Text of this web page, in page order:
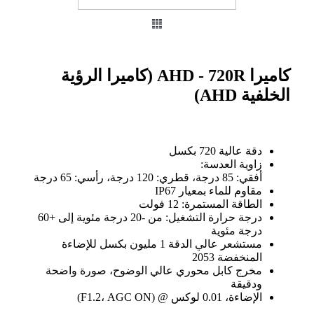
كاميرا AHD - 720R (كاميرا الرؤية
الخلفية AHD)
دقة عالية 720 بكسل
زاوية العدسة:
أفقي: 85 درجة، قطري: 120 درجة، رأسي: 65 درجة
مقاوم للماء بمعيار IP67
الطاقة المستمرة: 12 فولت
درجة حرارة التشغيل: من -20 درجة مئوية إلى +60
درجة مئوية
مستشعر عالي الدقة 1 مليون بكسل للإضاءة
المنخفضة 2053
مخرج كابل محوري عالي الوضوح، صورة واضحة
ودقيقة
الإضاءة، 0.01 لوكس @ (F1.2، AGC ON)